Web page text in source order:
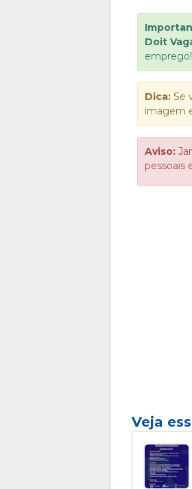
Doit
emprego!
Dica: Se
imagem
Aviso:
pessoais
Veja